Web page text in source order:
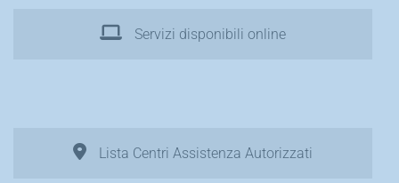
Servizi disponibili online
Lista Centri Assistenza Autorizzati